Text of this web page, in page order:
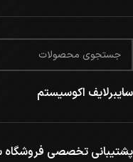
سایبرلایف اکوسیستم
پشتیبانی تخصصی فروشگاه